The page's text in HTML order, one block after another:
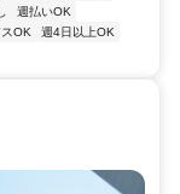
週払いOK
OK
週4日以上OK